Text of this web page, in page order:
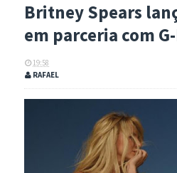
Britney Spears
em parceria com
19:58
RAFAEL